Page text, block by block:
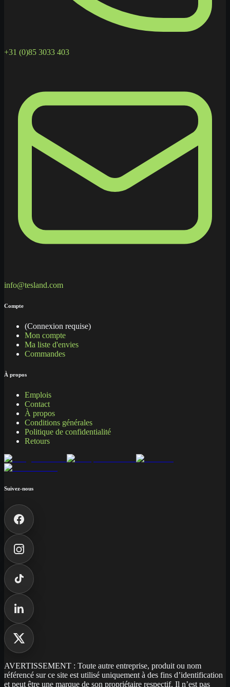
+31 (0)85 3033 403
info@tesland.com
Compte
(Connexion requise)
Mon compte
Ma liste d'envies
Commandes
À propos
Emplois
Contact
À propos
Conditions générales
Politique de confidentialité
Retours
Suivez-nous
AVERTISSEMENT : Toute autre entreprise, produit ou nom
référencé sur ce site est utilisé uniquement à des fins d’identification
et peut être une marque de son propriétaire respectif. Il n’est pas